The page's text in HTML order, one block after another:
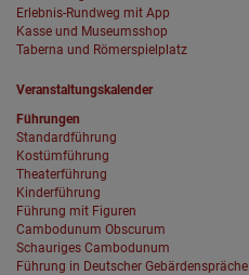
Erlebnis-Rundweg mit App
Kasse und Museumsshop
Taberna und Römerspielplatz
Veranstaltungskalender
Führungen
Standardführung
Kostümführung
Theaterführung
Kinderführung
Führung mit Figuren
Cambodunum Obscurum
Schauriges Cambodunum
Führung in Deutscher Gebärdenspräche